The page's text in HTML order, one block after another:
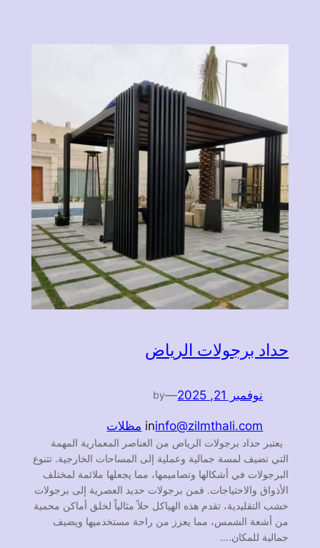
حداد برجولات الرياض
نوفمبر 21, 2025 —
by
info@zilmthali.com
in مظلات
يعتبر حداد برجولات الرياض من العناصر المعمارية المهمة
التي تضيف لمسة جمالية وعملية إلى المساحات الخارجية. تتنوع
البرجولات في أشكالها وتصاميمها، مما يجعلها ملائمة لمختلف
الأذواق والاحتياجات. فمن برجولات حديد العصرية إلى برجولات
خشب التقليدية، تقدم هذه الهياكل حلاً مثالياً لخلق أماكن محمية
من أشعة الشمس، مما يعزز من راحة مستخدميها ويضيف
جمالية للمكان.…